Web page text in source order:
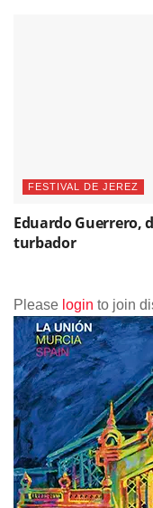
FESTIVAL DE JEREZ
Eduardo Guerrero,
turbador
Please login to join